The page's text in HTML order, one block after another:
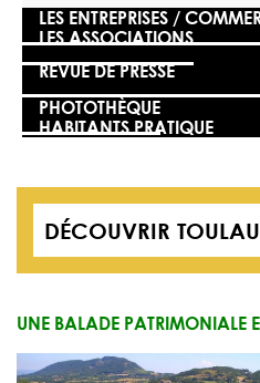
LES ENTREPRISES /
LES ASSOCIATIONS
REVUE DE PRESSE
PHOTOTHÈQUE
HABITANTS PRATIQUE
DÉCOUVRIR
UNE BALADE PATRIMONIALE